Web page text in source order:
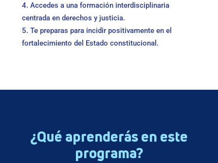
Accedes a una formación interdisciplinaria
centrada en derechos y justicia.
Te preparas para incidir positivamente en el
fortalecimiento del Estado constitucional.
¿Qué aprenderás en este
programa?